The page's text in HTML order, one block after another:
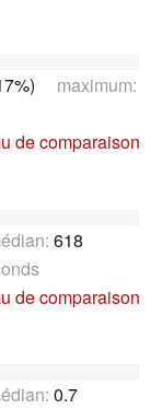
maximum:
de comparaison
618
de comparaison
0.7